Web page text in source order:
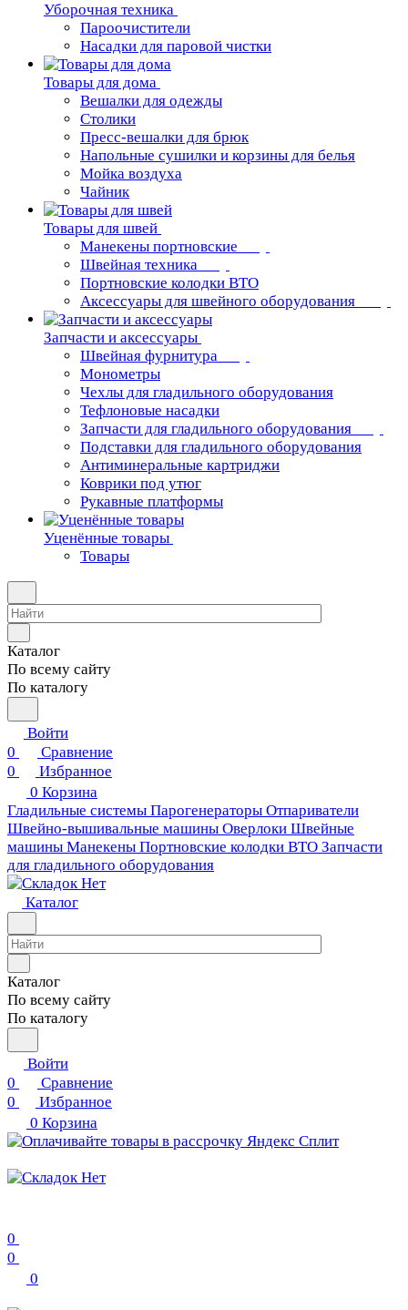
Уборочная техника
Пароочистители
Насадки для паровой чистки
Товары для дома
Вешалки для одежды
Столики
Пресс-вешалки для брюк
Напольные сушилки и корзины для белья
Мойка воздуха
Чайник
Товары для швей
Манекены портновские
Швейная техника
Портновские колодки ВТО
Аксессуары для швейного оборудования
Запчасти и аксессуары
Швейная фурнитура
Монометры
Чехлы для гладильного оборудования
Тефлоновые насадки
Запчасти для гладильного оборудования
Подставки для гладильного оборудования
Антиминеральные картриджи
Коврики под утюг
Рукавные платформы
Уценённые товары
Товары
Каталог
По всему сайту
По каталогу
Войти
0
Сравнение
0
Избранное
0 Корзина
Гладильные системы Парогенераторы Отпариватели
Швейно-вышивальные машины Оверлоки Швейные
машины Манекены Портновские колодки ВТО Запчасти
для гладильного оборудования
Каталог
Каталог
По всему сайту
По каталогу
Войти
0
Сравнение
0
Избранное
0 Корзина
0
0
0